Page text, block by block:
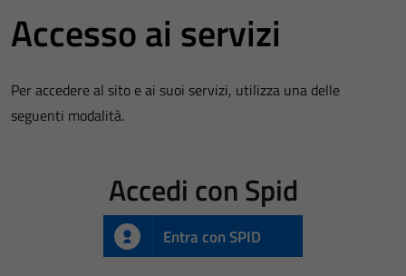
Accesso ai servizi
Per accedere al sito e ai suoi servizi, utilizza una delle
seguenti modalità.
Accedi con Spid
Entra con SPID